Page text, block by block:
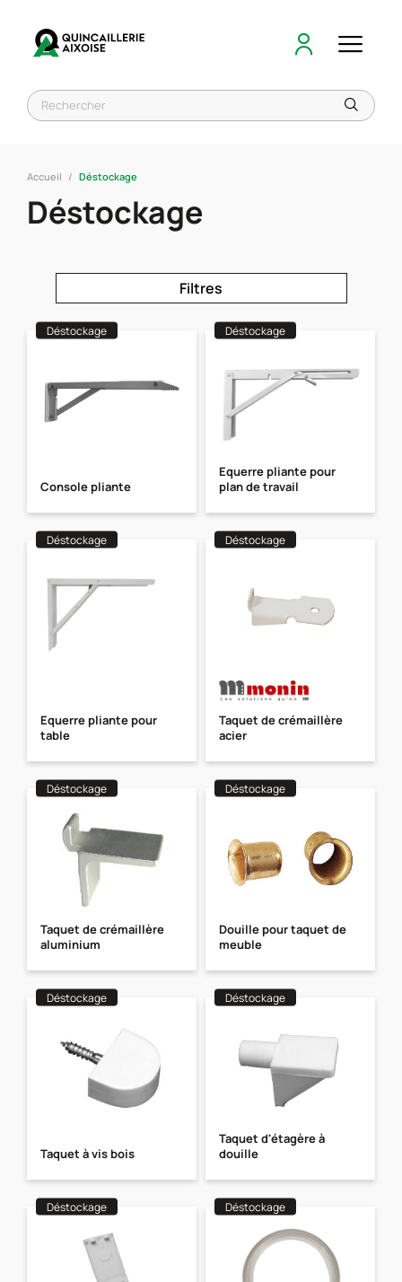
Accueil Déstockage
Déstockage
Filtres
Déstockage
Console pliante
Déstockage
Equerre pliante pour
plan de travail
Déstockage
Equerre pliante pour
table
Déstockage
Taquet de crémaillère
acier
Déstockage
Taquet de crémaillère
aluminium
Déstockage
Douille pour taquet de
meuble
Déstockage
Taquet à vis bois
Déstockage
Taquet d'étagère à
douille
Déstockage Déstockage